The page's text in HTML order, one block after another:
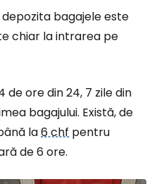
bagajele este
chiar la intrarea pe
de ore din 24, 7 zile din
bagajului. Există, de
la6 chf pentru
de 6 ore.